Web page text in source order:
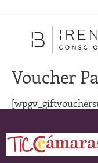
Voucher